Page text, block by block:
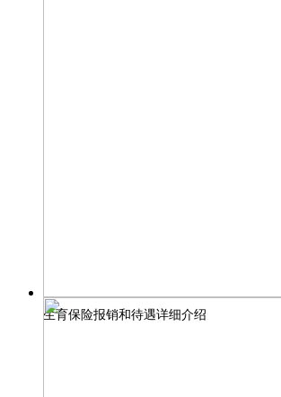
生育保险报销和待遇详细介绍